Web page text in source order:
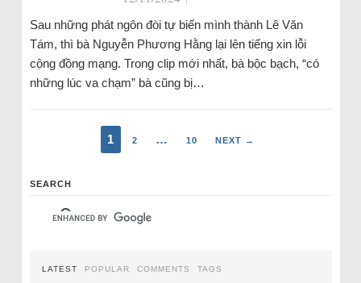
Sau những phát ngôn đòi tự biến mình thành Lê Văn
Tám, thì bà Nguyễn Phương Hằng lại lên tiếng xin lỗi
cộng đồng mạng. Trong clip mới nhất, bà bộc bạch, “có
những lúc va chạm” bà cũng bị…
1 2 … 10 NEXT →
SEARCH
LATEST POPULAR COMMENTS TAGS